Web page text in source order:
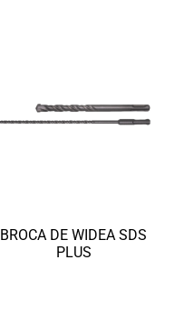
BROCA DE WIDEA SDS
PLUS